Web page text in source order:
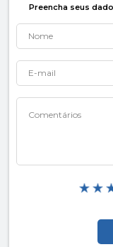
Preencha seus